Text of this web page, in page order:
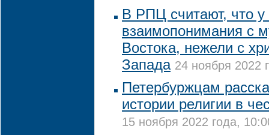
В РПЦ считают, что
взаимопонимания с
Востока, нежели с
Запада 24 ноября 2022
Петербуржцам
истории религии в
15 ноября 2022 года,